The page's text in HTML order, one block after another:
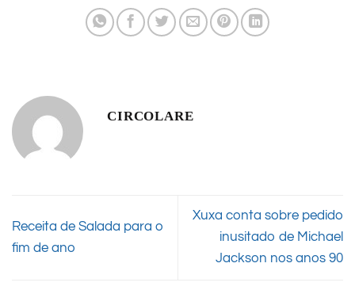
CIRCOLARE
Receita de Salada para o
fim de ano
Xuxa conta sobre pedido
inusitado de Michael
Jackson nos anos 90